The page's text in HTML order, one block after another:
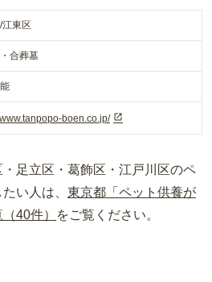
江東区
合葬墓
boen.co.jp/
足立区・葛飾区・江戸川区のペ
い人は、 東京都「ペット供養が
40件）
をご覧ください。